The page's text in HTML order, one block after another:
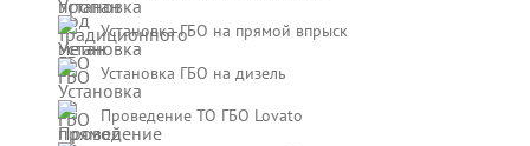
Установка ГБО на прямой впрыск
Установка ГБО на дизель
Проведение ТО ГБО Lovato